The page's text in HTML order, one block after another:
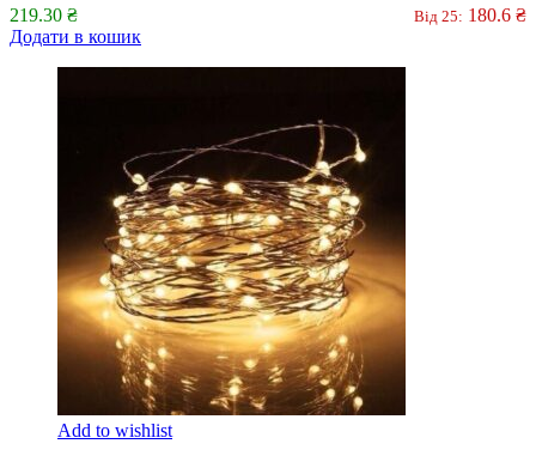
219.30 ₴ Від 25: 180.6 ₴
Додати в кошик
Add to wishlist